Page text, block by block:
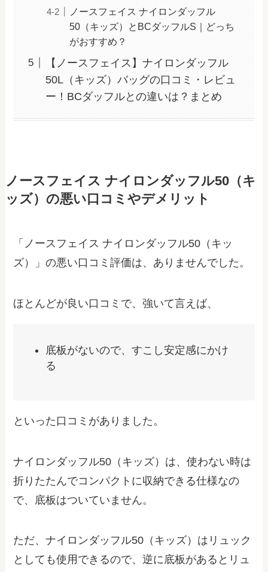
ノースフェイス ナイロンダッフル
50（キッズ）とBCダッフルS｜どっち
がおすすめ？
【ノースフェイス】ナイロンダッフル
50L（キッズ）バッグの口コミ・レビュ
ー！BCダッフルとの違いは？まとめ
ノースフェイス ナイロンダッフル50（キ
ッズ）の悪い口コミやデメリット
「ノースフェイス ナイロンダッフル50（キッ
ズ）」の悪い口コミ評価は、ありませんでした。
ほとんどが良い口コミで、強いて言えば、
底板がないので、すこし安定感にかけ
る
といった口コミがありました。
ナイロンダッフル50（キッズ）は、使わない時は
折りたたんでコンパクトに収納できる仕様なの
で、底板はついていません。
ただ、ナイロンダッフル50（キッズ）はリュック
としても使用できるので、逆に底板があるとリュ